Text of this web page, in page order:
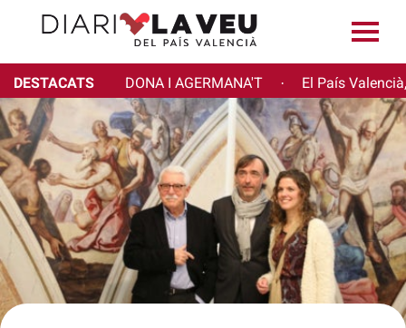
DESTACATS DONA I AGERMANA'T · El País